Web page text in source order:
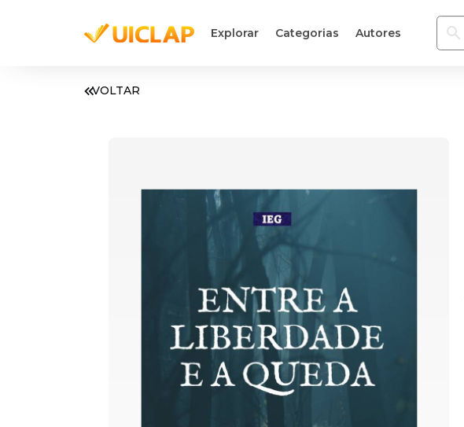
Explorar Categorias Autores
VOLTAR